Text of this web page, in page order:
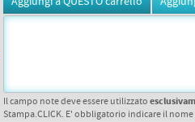
Il campo note deve essere utilizzato
Stampa.CLICK. E' obbligatorio indicare il